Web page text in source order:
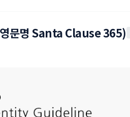
문명 Santa Clause 365)